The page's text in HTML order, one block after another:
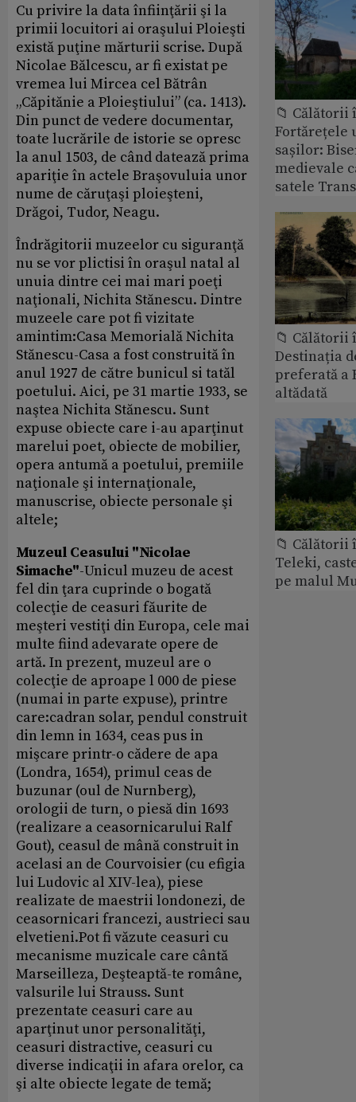
Cu privire la data înfiinţării şi la
primii locuitori ai oraşului Ploieşti
există puţine mărturii scrise. După
Nicolae Bălcescu, ar fi existat pe
vremea lui Mircea cel Bătrân
„Căpitănie a Ploieştiului” (ca. 1413).
Din punct de vedere documentar,
toate lucrările de istorie se opresc
la anul 1503, de când datează prima
apariţie în actele Braşovuluia unor
nume de căruţaşi ploieşteni,
Drăgoi, Tudor, Neagu.
Îndrăgitorii muzeelor cu siguranţă
nu se vor plictisi în oraşul natal al
unuia dintre cei mai mari poeţi
naţionali, Nichita Stănescu. Dintre
muzeele care pot fi vizitate
amintim:Casa Memorială Nichita
Stănescu-Casa a fost construită în
anul 1927 de către bunicul si tatăl
poetului. Aici, pe 31 martie 1933, se
naştea Nichita Stănescu. Sunt
expuse obiecte care i-au aparţinut
marelui poet, obiecte de mobilier,
opera antumă a poetului, premiile
naţionale şi internaţionale,
manuscrise, obiecte personale şi
altele;
Muzeul Ceasului "Nicolae
Simache"-Unicul muzeu de acest
fel din ţara cuprinde o bogată
colecţie de ceasuri făurite de
meşteri vestiţi din Europa, cele mai
multe fiind adevarate opere de
artă. In prezent, muzeul are o
colecţie de aproape l 000 de piese
(numai in parte expuse), printre
care:cadran solar, pendul construit
din lemn in 1634, ceas pus in
mişcare printr-o cădere de apa
(Londra, 1654), primul ceas de
buzunar (oul de Nurnberg),
orologii de turn, o piesă din 1693
(realizare a ceasornicarului Ralf
Gout), ceasul de mână construit in
acelasi an de Courvoisier (cu efigia
lui Ludovic al XIV-lea), piese
realizate de maestrii londonezi, de
ceasornicari francezi, austrieci sau
elvetieni.Pot fi văzute ceasuri cu
mecanisme muzicale care cântă
Marseilleza, Deşteaptă-te române,
valsurile lui Strauss. Sunt
prezentate ceasuri care au
aparţinut unor personalităţi,
ceasuri distractive, ceasuri cu
diverse indicaţii in afara orelor, ca
şi alte obiecte legate de temă;
📁 Călătorii
Fortărețele
sașilor:
medievale
satele
📁 Călătorii
Destinația
preferată a
altădată
📁 Călătorii
Teleki,
pe malul